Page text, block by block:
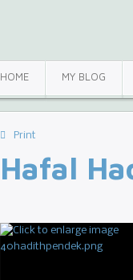
HOME MY BLOG
Print
Hafal